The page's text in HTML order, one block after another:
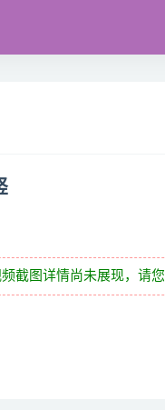
横竖
频截图详情尚未展现，请您